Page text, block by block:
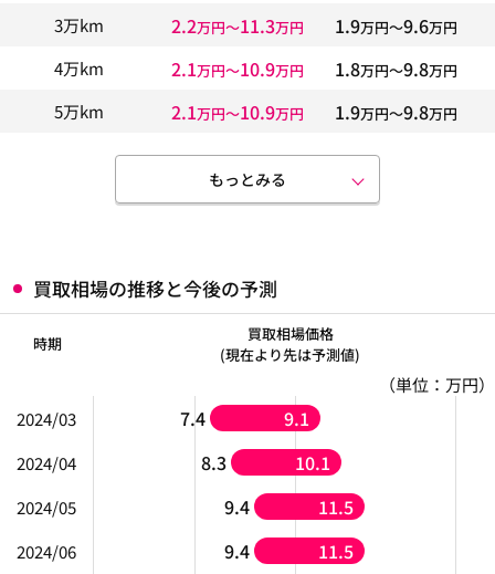
3万km 2.2万円〜11.3万円 1.9万円〜9.6万円
4万km 2.1万円〜10.9万円 1.8万円〜9.8万円
5万km 2.1万円〜10.9万円 1.9万円〜9.8万円
もっとみる
買取相場の推移と今後の予測
時期
買取相場価格
(現在より先は予測値)
（単位：万円）
2024/03
7.4 9.1
2024/04 8.3 10.1
2024/05 9.4 11.5
2024/06 9.4 11.5